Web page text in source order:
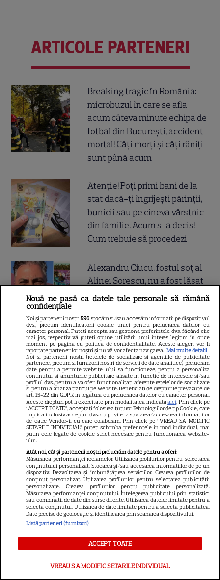
ARTICOLE PARTENERI
Breaking tragic în România:
microbuzul în care se afla
acum câteva minute echipa de
fotbal din București, accident
mortal! Câți morți și câți răniți
sunt până acum
Atenție! Poți primi bani de la
stat dacă-ți îngrijești părinții,
bunicii sau pe cineva vârstnic
din familie. Acum s-a decis!
Cum trebuie să procedezi
Alexandru Ciucu, fostul soț al
Alinei Sorescu, nu a fost lăsat
să intre la Nibiru. „Am aflat cu
fost întors din drum designerul
„Trăim într-o perioadă în care
nu mai avem voie să trecem cu
vederea astfel de
comportamente”. Andreea
Raicu critică derapajul lui
Alexandru Rogobete la adresa
medicului endocrinolog Ioana
Mesajul vedetei a stârnit valuri
de reacții
Nouă ne pasă ca datele tale personale să rămână
confidențiale
Noi și partenerii noștri596 stocăm și/sau accesăm informații pe dispozitivul
dvs., precum identificatorii cookie unici pentru prelucrarea datelor cu
caracter personal. Puteți accepta sau gestiona preferințele dvs. făcând clic
mai jos, respectiv vă puteți opune utilizării unui interes legitim în orice
moment pe pagina cu politica de confidențialitate. Aceste alegeri vor fi
raportate partenerilor noștri și nu vă vor afecta navigarea. Mai multe detalii
Noi si partenerii nostri (retelele de socializare si agentiile de publicitate
partenere, precum si furnizorii nostri de servicii de date analitice) prelucram
date pentru a permite website-ului sa functioneze, pentru a personaliza
continutul si anunturile publicitare afisate in functie de interesele si/sau
profilul dvs., pentru a va oferi functionalitati aferente retelelor de socializare
si pentru a analiza traficul pe website. Beneficiati de drepturile prevazute de
art. 15-22 din GDPR in legatura cu prelucrarea datelor cu caracter personal.
Aceste drepturi pot fi exercitate prin modalitatea indicataaici. Prin click pe
“ACCEPT TOATE”, acceptati folosirea tuturor Tehnologiilor de tip Cookie, care
implica inclusiv acceptul dvs. cu privire la stocarea/accesarea informatiilor
de catre Vendor-ii cu care colaboram. Prin click pe “VREAU SA MODIFIC
SETARILE INDIVIDUAL” puteti schimba preferintele in mod individual, mai
putin cele legate de cookie strict necesare pentru functionarea website-
ului.
Atât noi, cât și partenerii noștri prelucrăm datele pentru a oferi:
Măsurarea performanței reclamelor. Utilizarea profilurilor pentru selectarea
conținutului personalizat. Stocarea și/sau accesarea informațiilor de pe un
dispozitiv. Dezvoltarea și îmbunătățirea serviciilor. Crearea profilurilor de
conținut personalizat. Utilizarea profilurilor pentru selectarea publicității
personalizate. Crearea profilurilor pentru publicitate personalizată.
Măsurarea performanței conținutului. Înțelegerea publicului prin statistici
sau combinații de date din surse diferite. Utilizarea datelor limitate pentru a
selecta conținutul. Utilizarea de date limitate pentru a selecta publicitatea.
Date precise de geolocație și identificarea prin scanarea dispozitivului.
Listă parteneri (furnizori)
ACCEPT TOATE
VREAU SA MODIFIC SETARILE INDIVIDUAL